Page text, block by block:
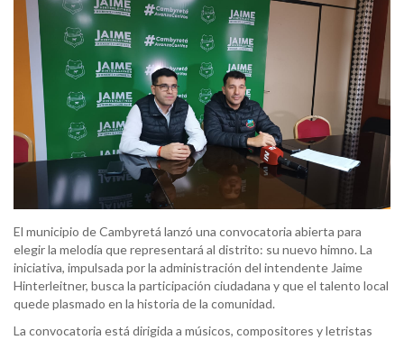
El municipio de Cambyretá lanzó una convocatoria abierta para
elegir la melodía que representará al distrito: su nuevo himno. La
iniciativa, impulsada por la administración del intendente Jaime
Hinterleitner, busca la participación ciudadana y que el talento local
quede plasmado en la historia de la comunidad.
La convocatoria está dirigida a músicos, compositores y letristas